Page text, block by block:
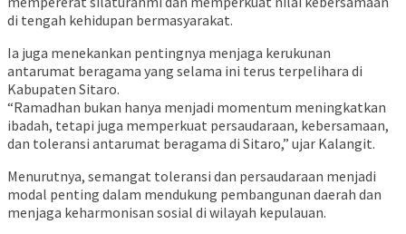
di tengah kehidupan bermasyarakat.
Ia juga menekankan pentingnya menjaga kerukunan
antarumat beragama yang selama ini terus terpelihara di
Kabupaten Sitaro.
“Ramadhan bukan hanya menjadi momentum meningkatkan
ibadah, tetapi juga memperkuat persaudaraan, kebersamaan,
dan toleransi antarumat beragama di Sitaro,” ujar Kalangit.
Menurutnya, semangat toleransi dan persaudaraan menjadi
modal penting dalam mendukung pembangunan daerah dan
menjaga keharmonisan sosial di wilayah kepulauan.